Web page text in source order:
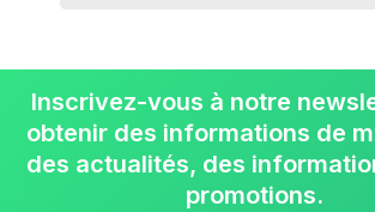
Inscrivez-vous à notre
obtenir des informations de
des actualités, des
promotions.